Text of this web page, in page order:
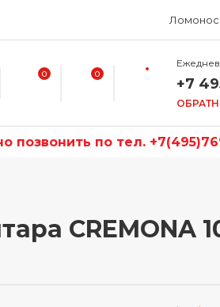
0 0
+7
позвонить по тел.
CREMONA